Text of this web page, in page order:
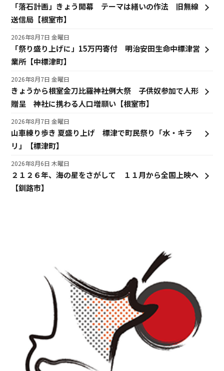
「落石計画」きょう開幕 テーマは繕いの作法 旧無線
送信局【根室市】
「祭り盛り上げに」15万円寄付 明治安田生命中標津営
業所【中標津町】
2026年8月7日 金曜日
きょうから根室金刀比羅神社例大祭 子供奴参加で人形
贈呈 神社に携わる人口増願い【根室市】
2026年8月7日 金曜日
山車練り歩き 夏盛り上げ 標津で町民祭り「水・キラ
リ」【標津町】
2026年8月7日 金曜日
２１２６年、海の星をさがして １１月から全国上映へ
【釧路市】
2026年8月6日 木曜日